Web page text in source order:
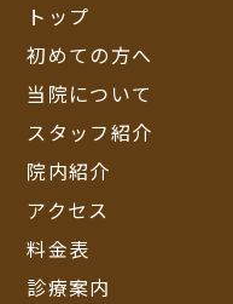
トップ
初めての方へ
当院について
スタッフ紹介
院内紹介
アクセス
料金表
診療案内